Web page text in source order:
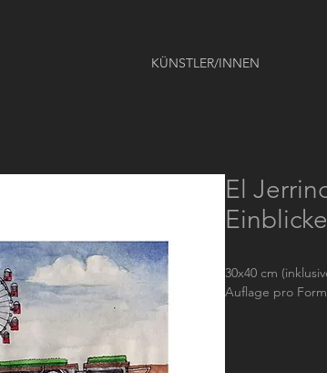
KÜNSTLER/INNEN
El
30x40 cm
Auflage pro